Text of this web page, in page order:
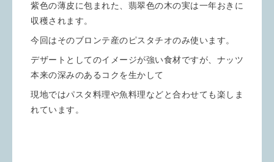
紫色の薄皮に包まれた、翡翠色の木の実は一年おきに
収穫されます。
今回はそのブロンテ産のピスタチオのみ使います。
デザートとしてのイメージが強い食材ですが、ナッツ
本来の深みのあるコクを生かして
現地ではパスタ料理や魚料理などと合わせても楽しま
れています。